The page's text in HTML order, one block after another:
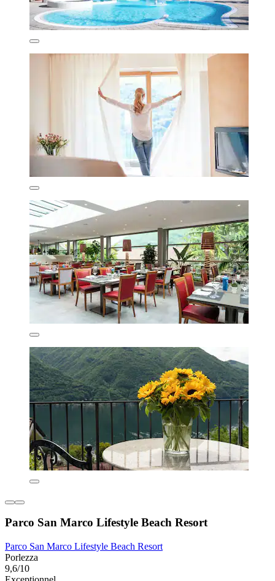
Parco San Marco Lifestyle Beach Resort
Parco San Marco Lifestyle Beach Resort
Porlezza
9,6/10